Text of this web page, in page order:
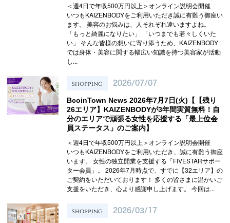
＜週4日で年収500万円以上＞オンライン説明会開催
いつもKAIZENBODYをご利用いただき誠に有難う御座い
ます。 美容のお悩みは、人それぞれ違いますよね。
「もっと綺麗になりたい」 「いつまでも若々しくいた
い」 そんな皆様の想いに寄り添うため、KAIZENBODY
では身体・美容に関する幅広い知識を持つ美容家が活動
し...
shopping 2026/07/07
BcoinTown News 2026年7月7日(火)【【残り
26エリア】KAIZENBODYが3年間実質無料！自
分のエリアで頑張る女性を応援する「最上位会
員ステータス」のご案内】
＜週4日で年収500万円以上＞オンライン説明会開催
いつもKAIZENBODYをご利用いただき、誠に有難う御座
います。 女性の独立開業を支援する「FIVESTARサポー
ター会員」。 2026年7月時点で、すでに【32エリア】の
ご契約をいただいております！ 多くの皆さまに温かいご
支援をいただき、心より感謝申し上げます。 今回は...
shopping 2026/03/17